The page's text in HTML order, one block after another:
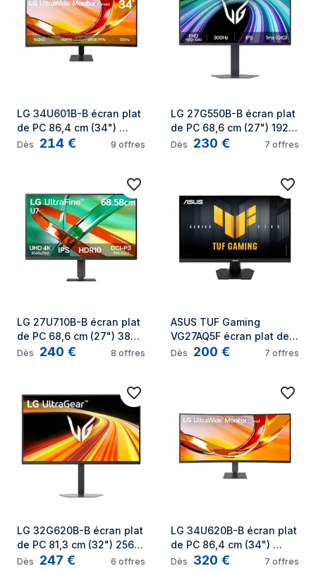
LG 34U601B-B écran plat
de PC 86,4 cm (34")
3440 x 1440 pixels Dual
Dès 214 € 9 offres
LG 27G550B-B écran plat
de PC 68,6 cm (27") 1920
x 1080 pixels Full HD LCD
Dès 230 € 7 offres
LG 27U710B-B écran plat
de PC 68,6 cm (27") 3840
x 2160 pixels 4K Ultra HD
Dès 240 € 8 offres
ASUS TUF Gaming
VG27AQ5F écran plat de
PC 68,6 cm (27") 2560 x
Dès 200 € 7 offres
LG 32G620B-B écran plat
de PC 81,3 cm (32") 2560
x 1440 pixels Quad HD
Dès 247 € 6 offres
LG 34U620B-B écran plat
de PC 86,4 cm (34")
3440 x 1440 pixels Wide
Dès 320 € 7 offres